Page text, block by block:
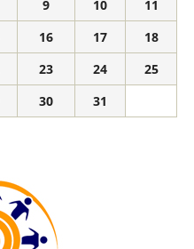
9 10
11
16 17
18
23 24
25
30
31